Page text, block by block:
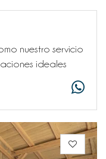
nuestro servicio
ideales